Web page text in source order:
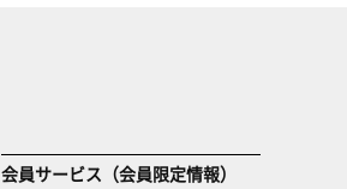
会員サービス（会員限定情報）